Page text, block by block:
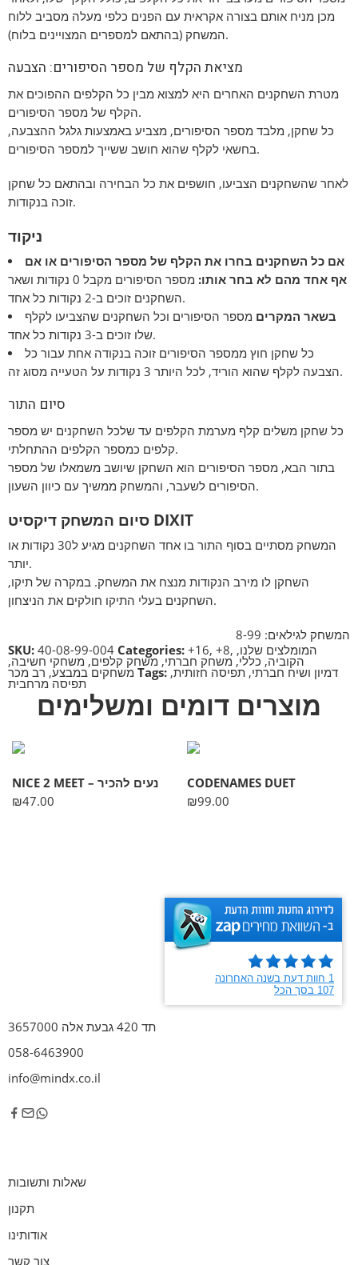
מכן מניח אותם בצורה אקראית עם הפנים כלפי מעלה מסביב ללוח
המשחק (בהתאם למספרים המצויינים בלוח).
מציאת הקלף של מספר הסיפורים: הצבעה
מטרת השחקנים האחרים היא למצוא מבין כל הקלפים ההפוכים את
הקלף של מספר הסיפורים.
כל שחקן, מלבד מספר הסיפורים, מצביע באמצעות גלגל ההצבעה,
בחשאי לקלף שהוא חושב ששייך למספר הסיפורים.
לאחר שהשחקנים הצביעו, חושפים את כל הבחירה ובהתאם כל שחקן
זוכה בנקודות.
ניקוד
אם כל השחקנים בחרו את הקלף של מספר הסיפורים או אם
אף אחד מהם לא בחר אותו:
מספר הסיפורים מקבל 0 נקודות ושאר
השחקנים זוכים ב-2 נקודות כל אחד.
בשאר המקרים מספר הסיפורים וכל השחקנים שהצביעו לקלף
שלו זוכים ב-3 נקודות כל אחד.
כל שחקן חוץ ממספר הסיפורים זוכה בנקודה אחת עבור כל
הצבעה לקלף שהוא הוריד, לכל היותר 3 נקודות על הטעייה מסוג זה.
סיום התור
כל שחקן משלים קלף מערמת הקלפים עד שלכל השחקנים יש מספר
קלפים כמספר הקלפים ההתחלתי.
בתור הבא, מספר הסיפורים הוא השחקן שיושב משמאלו של מספר
הסיפורים לשעבר, והמשחק ממשיך עם כיוון השעון.
סיום המשחק דיקסיט DIXIT
המשחק מסתיים בסוף התור בו אחד השחקנים מגיע ל30 נקודות או
יותר.
השחקן לו מירב הנקודות מנצח את המשחק. במקרה של תיקו,
השחקנים בעלי התיקו חולקים את הניצחון.
המשחק לגילאים: 8-99
SKU: 40-08-99-004 Categories: +16, +8, המומלצים שלנו,
הקוביה, כללי, משחק חברתי, משחק קלפים, משחקי חשיבה,
משחקים במבצע, רב מכר Tags: דמיון ושיח חברתי, תפיסה חזותית,
תפיסה מרחבית
מוצרים דומים ומשלימים
NICE 2 MEET – נעים להכיר
₪47.00
CODENAMES DUET
₪99.00
תד 420 גבעת אלה 3657000
058-6463900
info@mindx.co.il
שאלות ותשובות
תקנון
אודותינו
צור קשר